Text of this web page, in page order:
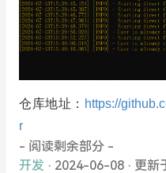
仓库地址： https://
r
- 阅读剩余部分 -
开发 · 2024-06-08 · 更新